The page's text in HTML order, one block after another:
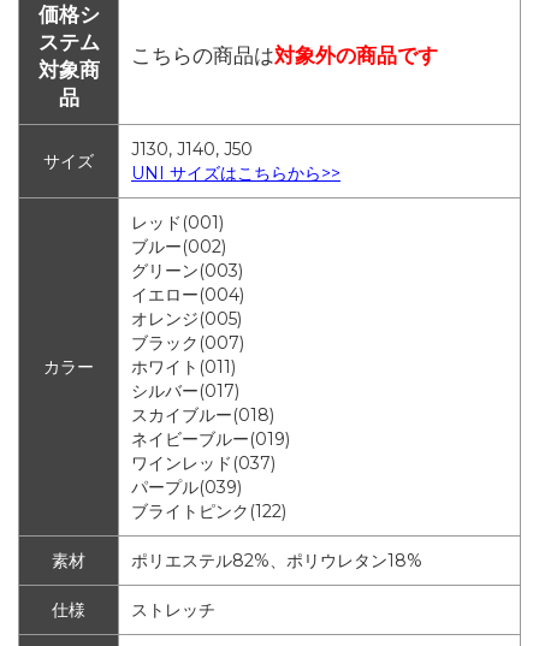
価格シ
ステム
対象商
品
こちらの商品は対象外の商品です
サイズ
J130, J140, J50
UNI サイズはこちらから>>
カラー
レッド(001)
ブルー(002)
グリーン(003)
イエロー(004)
オレンジ(005)
ブラック(007)
ホワイト(011)
シルバー(017)
スカイブルー(018)
ネイビーブルー(019)
ワインレッド(037)
パープル(039)
ブライトピンク(122)
素材 ポリエステル82%、ポリウレタン18%
仕様 ストレッチ